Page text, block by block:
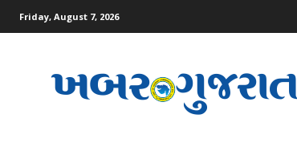
Friday, August 7, 2026